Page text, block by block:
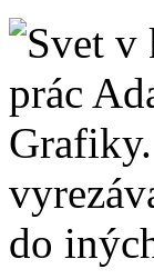
prác
do